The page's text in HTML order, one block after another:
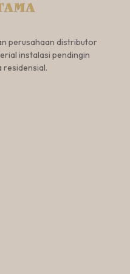
perusahaan distributor
instalasi pendingin
residensial.